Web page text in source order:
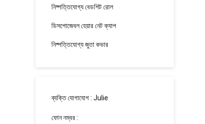
নিষ্পত্তিযোগ্য বেডশিট রোল
ডিসপোজেবল হেয়ার নেট ক্যাপ
নিষ্পত্তিযোগ্য জুতা কভার
ব্যক্তি যোগাযোগ : Julie
ফোন নম্বর :